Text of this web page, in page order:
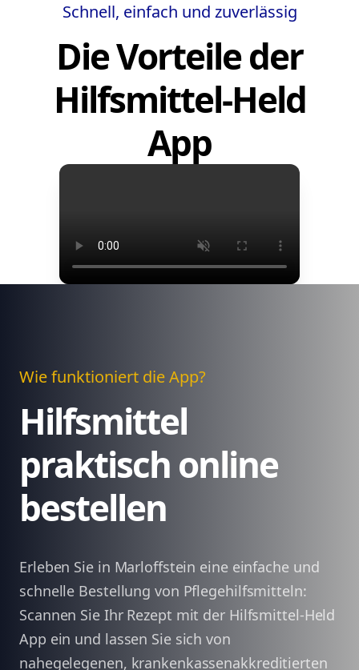
Schnell, einfach und zuverlässig
Die Vorteile der
Hilfsmittel-Held
App
Wie funktioniert die App?
Hilfsmittel
praktisch online
bestellen
Erleben Sie in Marloffstein eine einfache und
schnelle Bestellung von Pflegehilfsmitteln:
Scannen Sie Ihr Rezept mit der Hilfsmittel-Held
App ein und lassen Sie sich von
nahegelegenen, krankenkassenakkreditierten